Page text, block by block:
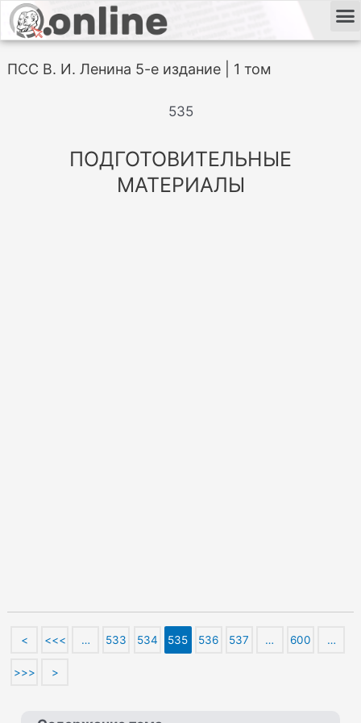
ПСС В. И. Ленина 5-е издание | 1 том
535
ПОДГОТОВИТЕЛЬНЫЕ
МАТЕРИАЛЫ
< <<< … 533 534 535 536 537 … 600 …
>>> >